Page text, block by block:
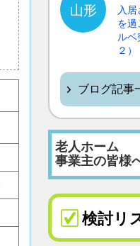
山形
入
を過
ル
２）
ブログ記事
老人ホーム
事業主の皆様
検討リ